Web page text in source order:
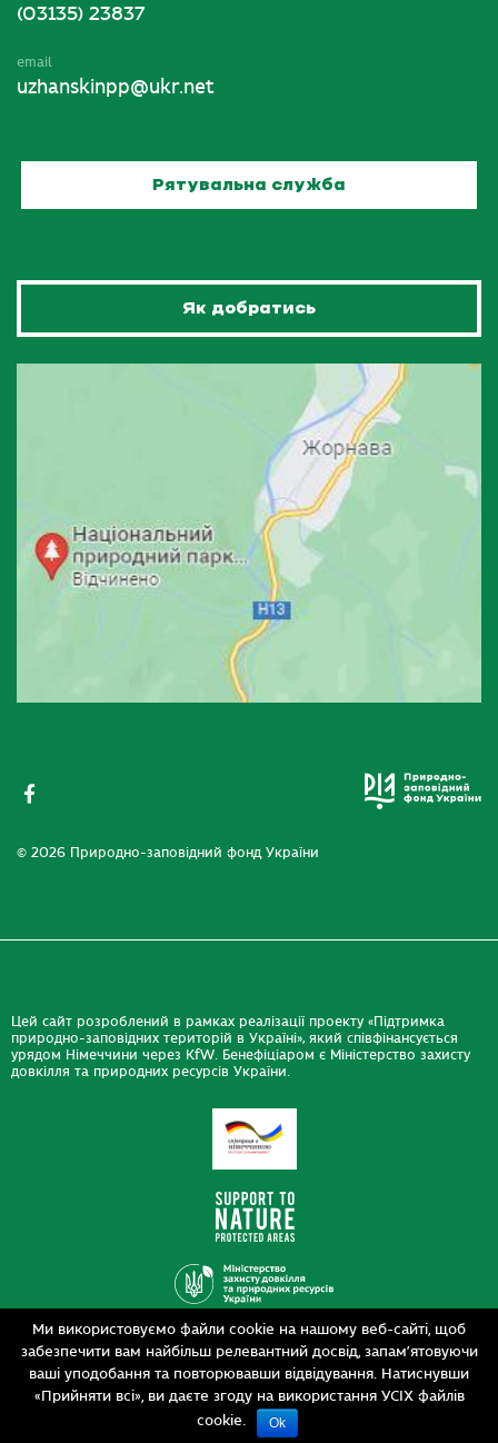
Ми використовуємо файли cookie на нашому веб-сайті, щоб
забезпечити вам найбільш релевантний досвід, запам’ятовуючи
ваші уподобання та повторювавши відвідування. Натиснувши
«Прийняти всі», ви даєте згоду на використання УСІХ файлів
cookie.
Ok
(03135) 23837
email
uzhanskinpp@ukr.net
Рятувальна служба
Як добратись
© 2026 Природно-заповідний фонд України
Цей сайт розроблений в рамках реалізації проекту «Підтримка
природно-заповідних територій в Україні», який співфінансується
урядом Німеччини через KfW. Бенефіціаром є Міністерство захисту
довкілля та природних ресурсів України.
Дизайн
Розробка
siteGist